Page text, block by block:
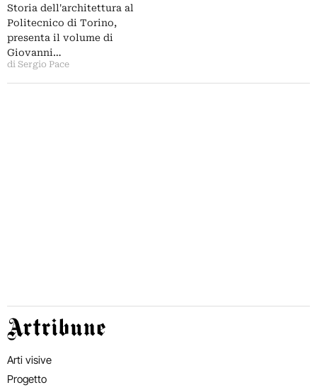
Storia dell'architettura al
Politecnico di Torino,
presenta il volume di
Giovanni…
di Sergio Pace
Artribune
Arti visive
Progetto